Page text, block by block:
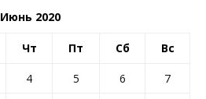
Июнь 2020
Чт Пт Сб Вс
4 5 6
7